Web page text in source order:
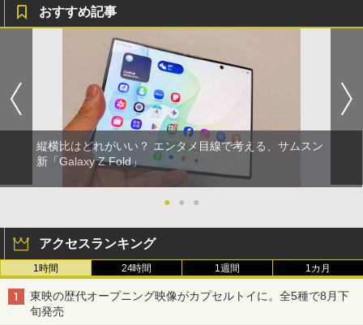
おすすめ記事
縦横比はどれがいい？ エンタメ目線で考える、サムスン
新「Galaxy Z Fold」
● ● ●
アクセスランキング
1時間 24時間 1週間 1カ月
東映の歴代オープニング映像がカプセルトイに。全5種で8月下
旬発売